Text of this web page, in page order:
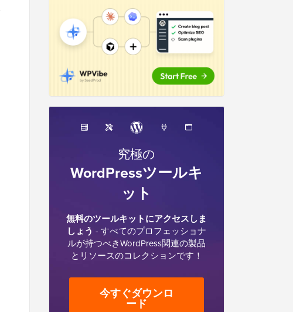
ー
究極の
WordPressツールキ
ット
無料のツールキットにアクセスしま
しょう - すべてのプロフェッショナ
ルが持つべきWordPress関連の製品
とリソースのコレクションです！
今すぐダウンロ
ード